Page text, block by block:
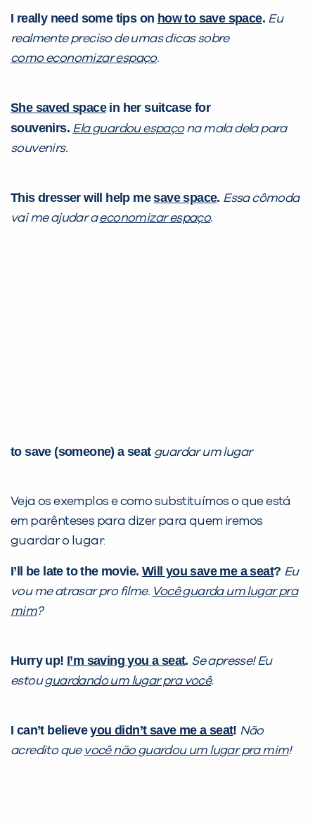
I really need some tips on how to save space. Eu
realmente preciso de umas dicas sobre
comoeconomizar espaço.
She saved spacein her suitcase for
souvenirs. Elaguardou espaçona mala dela para
souvenirs.
This dresser will help mesave space. Essa cômoda
vai me ajudar aeconomizar espaço.
to save (someone) a seat guardar um lugar
Veja os exemplos e como substituímos o que está
em parênteses para dizer para quem iremos
guardar o lugar:
I’ll be late to the movie. Will yousave me a seat? Eu
vou me atrasar pro filme. Vocêguarda um lugar pra
mim?
Hurry up! I’m saving you a seat. Se apresse! Eu
estouguardando um lugar pra você.
I can’t believeyou didn’t save me a seat! Não
acredito que você nãoguardou um lugar pra mim!